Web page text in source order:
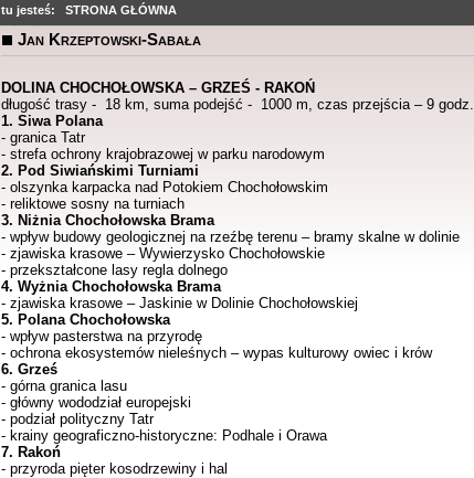
tu jesteś: STRONA GŁÓWNA
Jan Krzeptowski-Sabała
DOLINA CHOCHOŁOWSKA – GRZEŚ - RAKOŃ
długość trasy - 18 km, suma podejść - 1000 m, czas przejścia – 9 godz.
1. Siwa Polana
- granica Tatr
- strefa ochrony krajobrazowej w parku narodowym
2. Pod Siwiańskimi Turniami
- olszynka karpacka nad Potokiem Chochołowskim
- reliktowe sosny na turniach
3. Niżnia Chochołowska Brama
- wpływ budowy geologicznej na rzeźbę terenu – bramy skalne w dolinie
- zjawiska krasowe – Wywierzysko Chochołowskie
- przekształcone lasy regla dolnego
4. Wyżnia Chochołowska Brama
- zjawiska krasowe – Jaskinie w Dolinie Chochołowskiej
5. Polana Chochołowska
- wpływ pasterstwa na przyrodę
- ochrona ekosystemów nieleśnych – wypas kulturowy owiec i krów
6. Grześ
- górna granica lasu
- główny wododział europejski
- podział polityczny Tatr
- krainy geograficzno-historyczne: Podhale i Orawa
7. Rakoń
- przyroda pięter kosodrzewiny i hal